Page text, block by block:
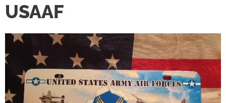
USAAF